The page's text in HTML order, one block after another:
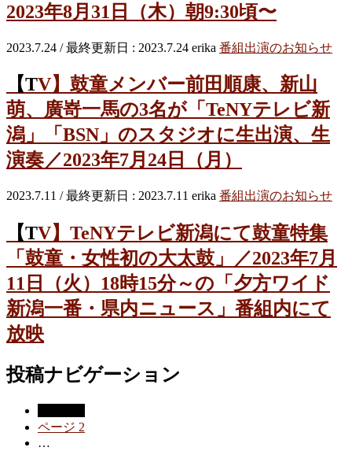
2023年8月31日（木）朝9:30頃〜
2023.7.24 / 最終更新日 : 2023.7.24 erika 番組出演のお知らせ
【TV】鼓童メンバー前田順康、新山
萌、廣嵜一馬の3名が「TeNYテレビ新
潟」「BSN」のスタジオに生出演、生
演奏／2023年7月24日（月）
2023.7.11 / 最終更新日 : 2023.7.11 erika 番組出演のお知らせ
【TV】TeNYテレビ新潟にて鼓童特集
「鼓童・女性初の大太鼓」／2023年7月
11日（火）18時15分～の「夕方ワイド
新潟一番・県内ニュース」番組内にて
放映
投稿ナビゲーション
ページ 2
…